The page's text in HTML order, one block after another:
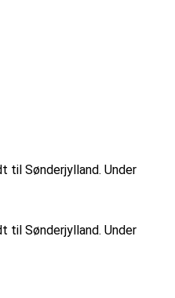
til Sønderjylland. Under
til Sønderjylland. Under